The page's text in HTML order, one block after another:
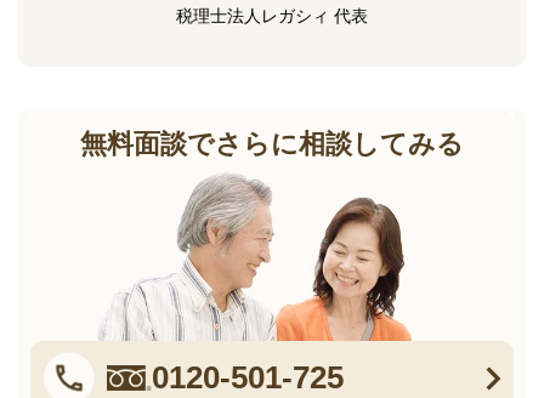
税理士法人レガシィ 代表
無料面談でさらに相談してみる
0120-501-725